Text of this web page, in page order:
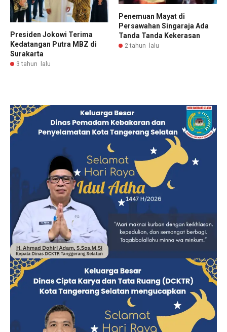
Presiden Jokowi Terima
Kedatangan Putra MBZ di
Surakarta
3 tahun lalu
Penemuan Mayat di
Persawahan Singaraja Ada
Tanda Tanda Kekerasan
2 tahun lalu